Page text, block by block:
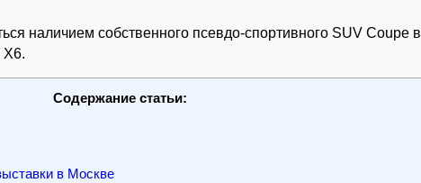
наличием собственного псевдо-спортивного SUV Coupe в
Содержание статьи:
в Москве